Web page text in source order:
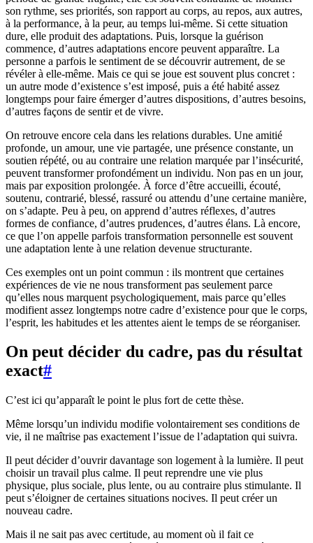
son rythme, ses priorités, son rapport au corps, au repos, aux autres,
à la performance, à la peur, au temps lui-même. Si cette situation
dure, elle produit des adaptations. Puis, lorsque la guérison
commence, d’autres adaptations encore peuvent apparaître. La
personne a parfois le sentiment de se découvrir autrement, de se
révéler à elle-même. Mais ce qui se joue est souvent plus concret :
un autre mode d’existence s’est imposé, puis a été habité assez
longtemps pour faire émerger d’autres dispositions, d’autres besoins,
d’autres façons de sentir et de vivre.
On retrouve encore cela dans les relations durables. Une amitié
profonde, un amour, une vie partagée, une présence constante, un
soutien répété, ou au contraire une relation marquée par l’insécurité,
peuvent transformer profondément un individu. Non pas en un jour,
mais par exposition prolongée. À force d’être accueilli, écouté,
soutenu, contrarié, blessé, rassuré ou attendu d’une certaine manière,
on s’adapte. Peu à peu, on apprend d’autres réflexes, d’autres
formes de confiance, d’autres prudences, d’autres élans. Là encore,
ce que l’on appelle parfois transformation personnelle est souvent
une adaptation lente à une relation devenue structurante.
Ces exemples ont un point commun : ils montrent que certaines
expériences de vie ne nous transforment pas seulement parce
qu’elles nous marquent psychologiquement, mais parce qu’elles
modifient assez longtemps notre cadre d’existence pour que le corps,
l’esprit, les habitudes et les attentes aient le temps de se réorganiser.
On peut décider du cadre, pas du résultat
exact#
C’est ici qu’apparaît le point le plus fort de cette thèse.
Même lorsqu’un individu modifie volontairement ses conditions de
vie, il ne maîtrise pas exactement l’issue de l’adaptation qui suivra.
Il peut décider d’ouvrir davantage son logement à la lumière. Il peut
choisir un travail plus calme. Il peut reprendre une vie plus
physique, plus sociale, plus lente, ou au contraire plus stimulante. Il
peut s’éloigner de certaines situations nocives. Il peut créer un
nouveau cadre.
Mais il ne sait pas avec certitude, au moment où il fait ce